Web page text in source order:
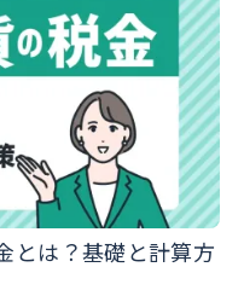
とは？基礎と計算方